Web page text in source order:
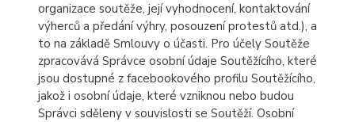
organizace soutěže, její vyhodnocení, kontaktování
výherců a předání výhry, posouzení protestů atd.), a
to na základě Smlouvy o účasti. Pro účely Soutěže
zpracovává Správce osobní údaje Soutěžícího, které
jsou dostupné z facebookového profilu Soutěžícího,
jakož i osobní údaje, které vzniknou nebo budou
Správci sděleny v souvislosti se Soutěží. Osobní